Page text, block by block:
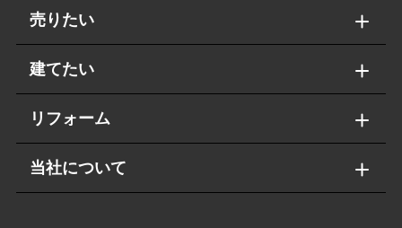
売りたい
建てたい
リフォーム
当社について